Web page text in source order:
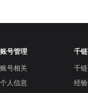
账号管理
账号相关
个人信息
千
千
经